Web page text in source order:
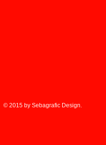
© 2015 by Sebagrafic Design.